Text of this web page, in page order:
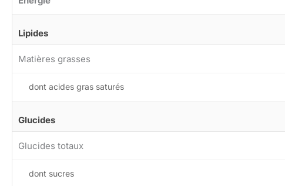
Lipides
Matières grasses
dont acides gras saturés
Glucides
Glucides totaux
dont sucres